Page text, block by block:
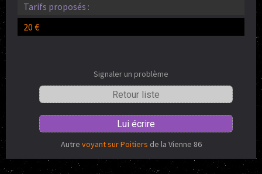
Tarifs proposés :
20 €
Signaler un problème
Retour liste
Lui écrire
Autre voyant sur Poitiers de la Vienne 86